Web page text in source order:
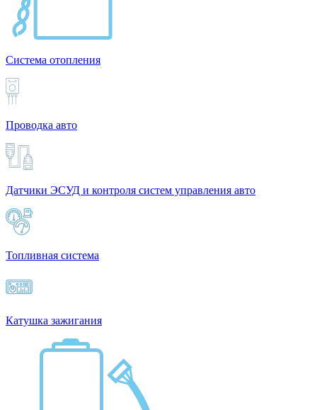
Система отопления
Проводка авто
Датчики ЭСУД и контроля систем управления авто
Топливная система
Катушка зажигания